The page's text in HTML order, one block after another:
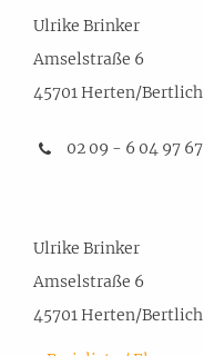
Ulrike Brinker
Amselstraße 6
45701 Herten/Bertlich
02 09 - 6 04 97 67
Ulrike Brinker
Amselstraße 6
45701 Herten/Bertlich